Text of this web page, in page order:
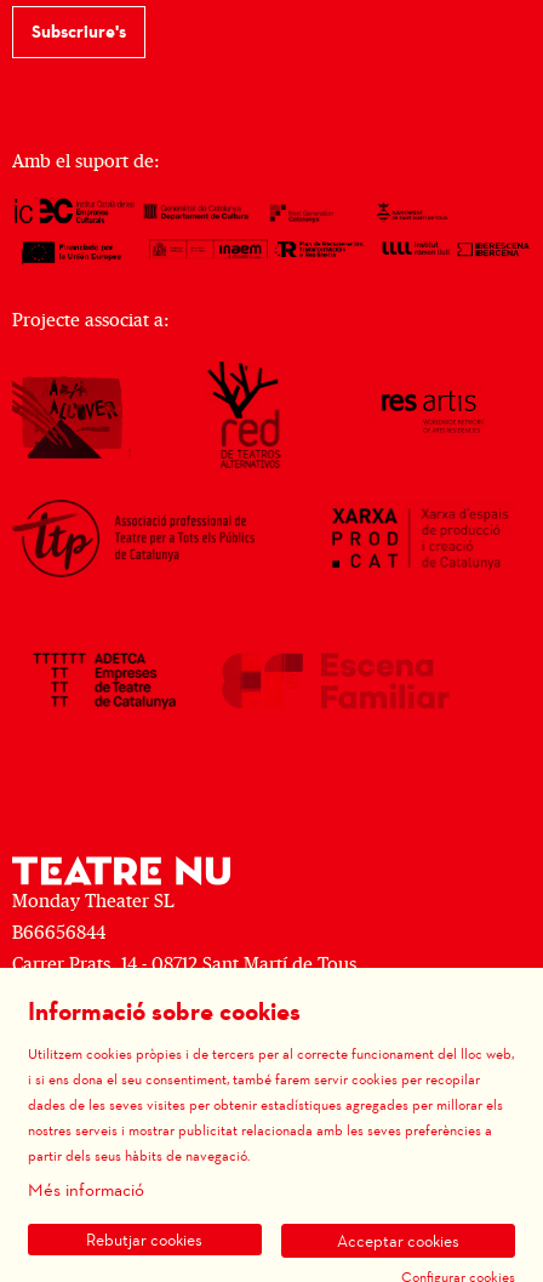
Subscriure's
Amb el suport de:
Projecte associat a:
Monday Theater SL
B66656844
Carrer Prats, 14 - 08712 Sant Martí de Tous
Política de privacitat
| Termes i condicions de venda
Link a instagram
Link a youtube
Link a facebook
Link a vimeo
Informació sobre cookies
Utilitzem cookies pròpies i de tercers per al correcte funcionament del lloc web,
i si ens dona el seu consentiment, també farem servir cookies per recopilar
dades de les seves visites per obtenir estadístiques agregades per millorar els
nostres serveis i mostrar publicitat relacionada amb les seves preferències a
partir dels seus hàbits de navegació.
Més informació
Acceptar cookies
Rebutjar cookies
Configurar cookies